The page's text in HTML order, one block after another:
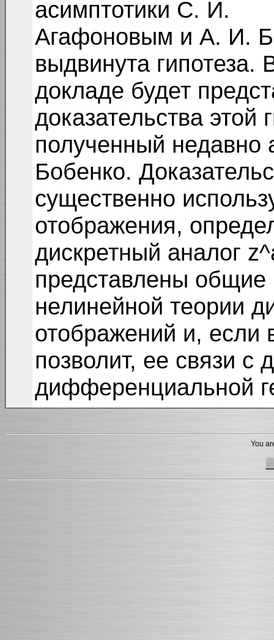
асимптотики С. И.
Агафоновым и А. И.
выдвинута гипотеза.
докладе будет
доказательства этой
полученный недавно
Бобенко.
существенно
отображения,
дискретный аналог
представлены общие
нелинейной теории
отображений и, если
позволит, ее связи с
дифференциальной
You